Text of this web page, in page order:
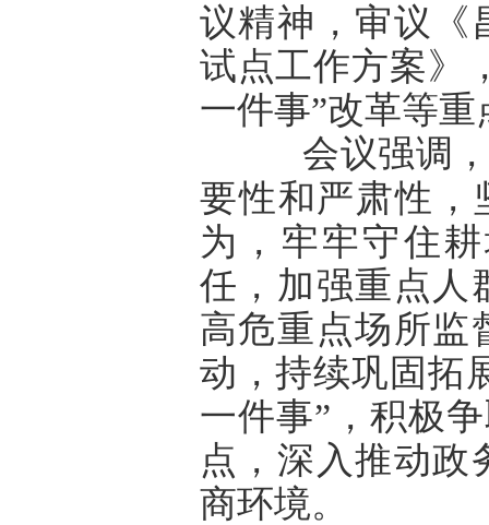
议精神，审议《
试点工作方案》
一件事”改革等重
会议强调
要性和严肃性，
为，牢牢守住
任，加强重点人
高危重点场所监
动，持续巩固拓
一件事”，积极
点，深入推动政
商环境。